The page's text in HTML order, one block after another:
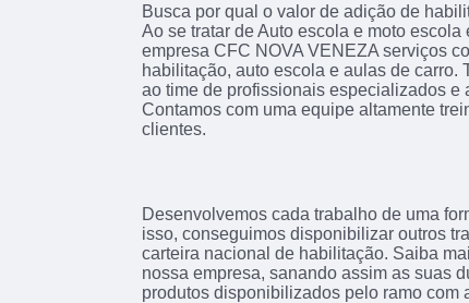
Busca por qual o valor de adição de
Ao se tratar de Auto escola e moto escola
empresa CFC NOVA VENEZA serviços
habilitação, auto escola e aulas de carro.
ao time de profissionais especializados e
Contamos com uma equipe altamente
clientes.
Desenvolvemos cada trabalho de uma
isso, conseguimos disponibilizar outros
carteira nacional de habilitação. Saiba
nossa empresa, sanando assim as suas
produtos disponibilizados pelo ramo com